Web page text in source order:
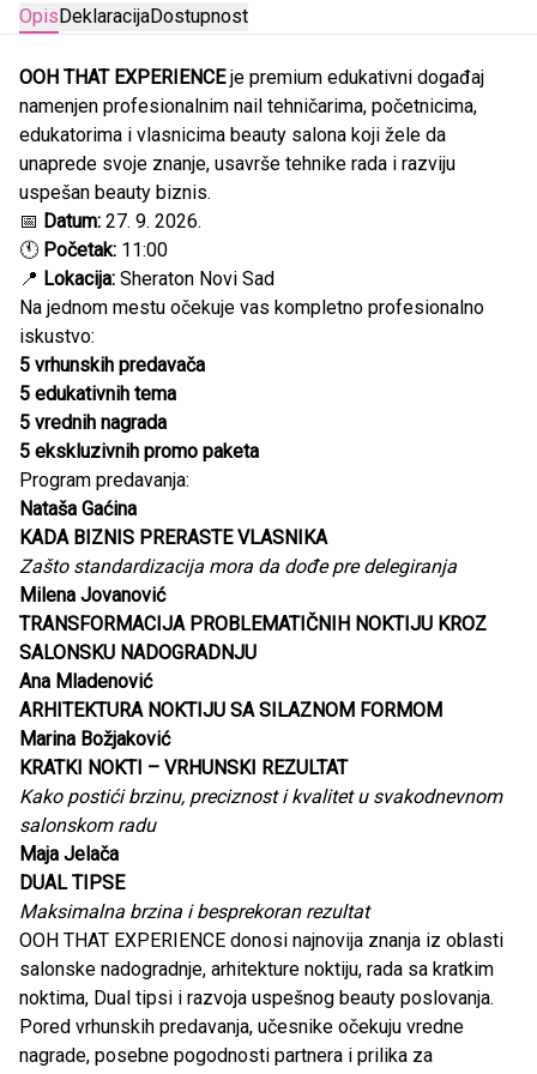
OpisDeklaracijaDostupnost
OOH THAT EXPERIENCEje premium edukativni događaj
namenjen profesionalnim nail tehničarima, početnicima,
edukatorima i vlasnicima beauty salona koji žele da
unaprede svoje znanje, usavrše tehnike rada i razviju
uspešan beauty biznis.
📅 Datum: 27. 9. 2026.
🕚 Početak: 11:00
📍 Lokacija: Sheraton Novi Sad
Na jednom mestu očekuje vas kompletno profesionalno
iskustvo:
5 vrhunskih predavača
5 edukativnih tema
5 vrednih nagrada
5 ekskluzivnih promo paketa
Program predavanja:
Nataša Gaćina
KADA BIZNIS PRERASTE VLASNIKA
Zašto standardizacija mora da dođe pre delegiranja
Milena Jovanović
TRANSFORMACIJA PROBLEMATIČNIH NOKTIJU KROZ
SALONSKU NADOGRADNJU
Ana Mladenović
ARHITEKTURA NOKTIJU SA SILAZNOM FORMOM
Marina Božjaković
KRATKI NOKTI – VRHUNSKI REZULTAT
Kako postići brzinu, preciznost i kvalitet u svakodnevnom
salonskom radu
Maja Jelača
DUAL TIPSE
Maksimalna brzina i besprekoran rezultat
OOH THAT EXPERIENCE donosi najnovija znanja iz oblasti
salonske nadogradnje, arhitekture noktiju, rada sa kratkim
noktima, Dual tipsi i razvoja uspešnog beauty poslovanja.
Pored vrhunskih predavanja, učesnike očekuju vredne
nagrade, posebne pogodnosti partnera i prilika za